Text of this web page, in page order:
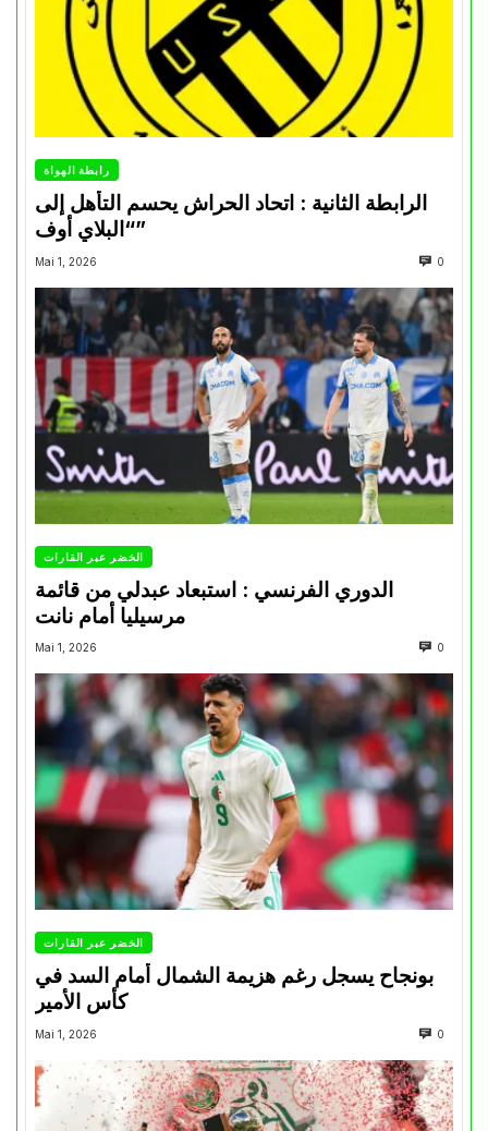
رابطة الهواة
الرابطة الثانية : اتحاد الحراش يحسم التأهل إلى
“البلاي أوف”
Mai 1, 2026 0
الخضر عبر القارات
الدوري الفرنسي : استبعاد عبدلي من قائمة
مرسيليا أمام نانت
Mai 1, 2026 0
الخضر عبر القارات
بونجاح يسجل رغم هزيمة الشمال أمام السد في
كأس الأمير
Mai 1, 2026 0